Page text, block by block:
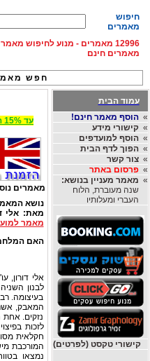
חיפוש
מאמרים
12996 מאמרים - מנוע לחיפוש
מאמרים חינם
חפש
עמוד הבית
»הוסף מאמר חינם!
»קישורי מידע
»הוסף למועדפים
»הפוך לדף הבית
»צור קשר
»פרסום באתר
» מאמר מעניין בנושא:
שנה מעוברת, הלוח
העברי ומעלותיו
קישורי טקסט (לפרטים)
עד 15% הנחה על השכרת רכב בחו"ל, מהחברות הגדולות בעולם, לחצו ל Rentingcar
מאמרים
נושא
מאת: אלי
מאמר
האם
אלי דורון,
לבנון
בעיצומה.
המאבק, אשר
נזקים. אחת
לזכות
חקלאית
המורכבת
נמצאו